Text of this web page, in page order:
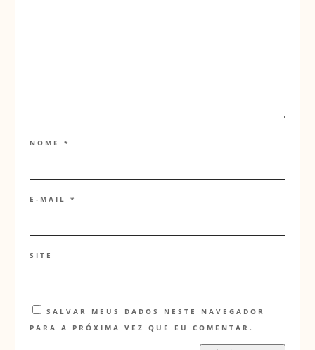
NOME*
E-MAIL*
SITE
SALVAR MEUS DADOS NESTE NAVEGADOR
PARA A PRÓXIMA VEZ QUE EU COMENTAR.